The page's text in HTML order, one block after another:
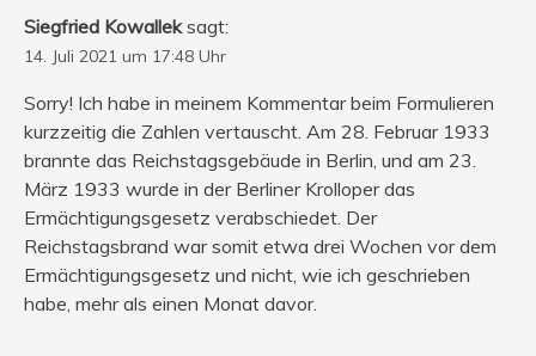
Siegfried Kowallek sagt:
14. Juli 2021 um 17:48 Uhr
Sorry! Ich habe in meinem Kommentar beim Formulieren
kurzzeitig die Zahlen vertauscht. Am 28. Februar 1933
brannte das Reichstagsgebäude in Berlin, und am 23.
März 1933 wurde in der Berliner Krolloper das
Ermächtigungsgesetz verabschiedet. Der
Reichstagsbrand war somit etwa drei Wochen vor dem
Ermächtigungsgesetz und nicht, wie ich geschrieben
habe, mehr als einen Monat davor.